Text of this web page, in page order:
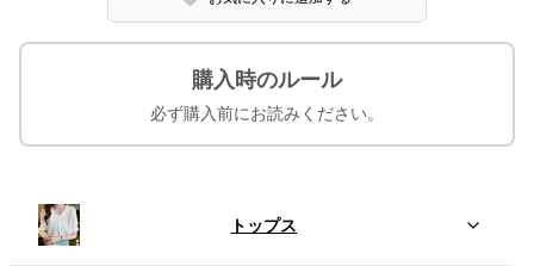
購入時のルール
必ず購入前にお読みください。
トップス